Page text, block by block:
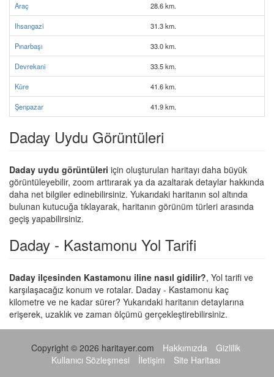
Araç 28.6 km.
Ihsangazi 31.3 km.
Pınarbaşı 33.0 km.
Devrekani 33.5 km.
Küre 41.6 km.
Şenpazar 41.9 km.
Daday Uydu Görüntüleri
Daday uydu görüntüleri için oluşturulan haritayı daha büyük
görüntüleyebilir, zoom arttırarak ya da azaltarak detaylar hakkında
daha net bilgiler edinebilirsiniz. Yukarıdaki haritanın sol altında
bulunan kutucuğa tıklayarak, haritanın görünüm türleri arasında
geçiş yapabilirsiniz.
Daday - Kastamonu Yol Tarifi
Daday ilçesinden Kastamonu iline nasıl gidilir?, Yol tarifi ve
karşılaşacağız konum ve rotalar. Daday - Kastamonu kaç
kilometre ve ne kadar sürer? Yukarıdaki haritanın detaylarına
erişerek, uzaklık ve zaman ölçümü gerçekleştirebilirsiniz.
Copyright © 2026 haritayer.com Hakkımızda
Gizlilik
Kullanıcı Sözleşmesi
İletişim Site Haritası